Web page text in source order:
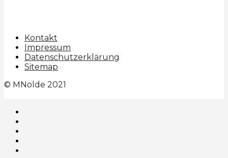
Kontakt
Impressum
Datenschutzerklärung
Sitemap
© MNolde 2021